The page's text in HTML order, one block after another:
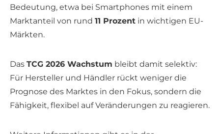
Bedeutung, etwa bei Smartphones mit einem
Marktanteil von rund 11 Prozent in wichtigen EU-
Märkten.
Das TCG 2026 Wachstum bleibt damit selektiv:
Für Hersteller und Händler rückt weniger die
Prognose des Marktes in den Fokus, sondern die
Fähigkeit, flexibel auf Veränderungen zu reagieren.